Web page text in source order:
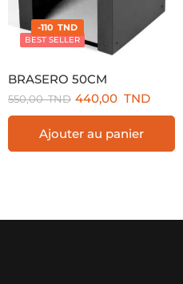
BRASERO 50CM
BEST SELLER
-110 TND
550,00TND 440,00 TND
Ajouter au panier